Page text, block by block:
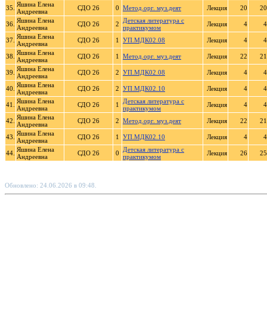
35.
Яшина Елена
Андреевна
СДО 26 0 Метод.орг. муз.деят Лекция 20 20
36. Яшина Елена
Андреевна
СДО 26 2
Детская литература с
практикумом
Лекция 4 4
37. Яшина Елена
Андреевна
СДО 26 1 УП.МДК02.08 Лекция 4 4
38.
Яшина Елена
Андреевна
СДО 26 1 Метод.орг. муз.деят Лекция 22 21
39.
Яшина Елена
Андреевна
СДО 26 2 УП.МДК02.08 Лекция 4 4
40.
Яшина Елена
Андреевна
СДО 26 2 УП.МДК02.10 Лекция 4 4
41.
Яшина Елена
Андреевна
СДО 26 1
Детская литература с
практикумом
Лекция 4 4
42.
Яшина Елена
Андреевна
СДО 26 2 Метод.орг. муз.деят Лекция 22 21
43.
Яшина Елена
Андреевна
СДО 26 1 УП.МДК02.10 Лекция 4 4
44. Яшина Елена
Андреевна
СДО 26 0
Детская литература с
практикумом
Лекция 26 25
Обновлено: 24.06.2026 в 09:48.